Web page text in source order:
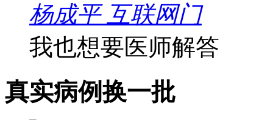
杨成平 互联网门
我也想要医师解答
真实病例换一批